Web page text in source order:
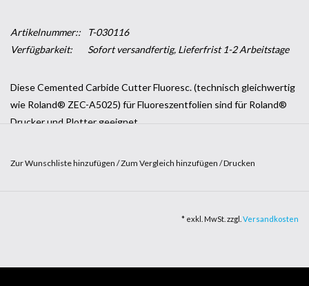
Artikelnummer::
T-030116
Verfügbarkeit:
Sofort versandfertig, Lieferfrist 1-2 Arbeitstage
Diese Cemented Carbide Cutter Fluoresc. (technisch gleichwertig
wie Roland® ZEC-A5025) für Fluoreszentfolien sind für Roland®
Drucker und Plotter geeignet.
Zur Wunschliste hinzufügen /Zum Vergleich hinzufügen /Drucken
* exkl. MwSt. zzgl. Versandkosten